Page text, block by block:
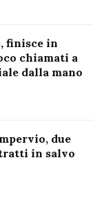
finisce in
chiamati a
dalla mano
due
in salvo